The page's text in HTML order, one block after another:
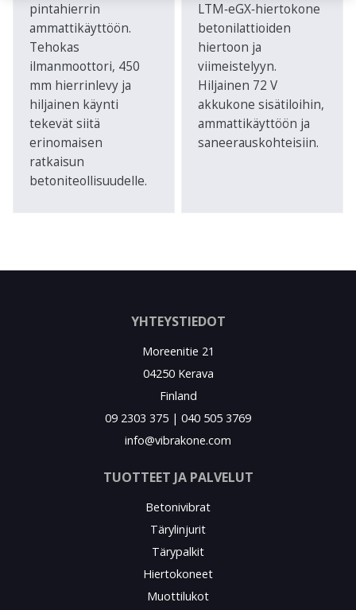
pintahierrin
ammattikäyttöön.
Tehokas
ilmanmoottori, 450
mm hierrinlevy ja
hiljainen käynti
tekevät siitä
erinomaisen
ratkaisun
betoniteollisuudelle.
LTM‑eGX‑hiertokone
betonilattioiden
hiertoon ja
viimeistelyyn.
Hiljainen 72 V
akkukone sisätiloihin,
ammattikäyttöön ja
saneerauskohteisiin.
YHTEYSTIEDOT
Moreenitie 21
04250 Kerava
Finland
09 2303 375 | 040 505 3769
info@vibrakone.com
TUOTTEET JA PALVELUT
Betonivibrat
Tärylinjurit
Tärypalkit
Hiertokoneet
Muottilukot